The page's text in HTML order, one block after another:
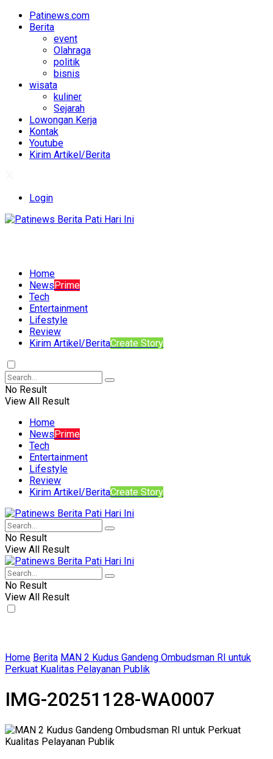
Patinews.com
Berita
event
Olahraga
politik
bisnis
wisata
kuliner
Sejarah
Lowongan Kerja
Kontak
Youtube
Kirim Artikel/Berita
Login
Home
NewsPrime
Tech
Entertainment
Lifestyle
Review
Kirim Artikel/BeritaCreate Story
No Result
View All Result
Home
NewsPrime
Tech
Entertainment
Lifestyle
Review
Kirim Artikel/BeritaCreate Story
No Result
View All Result
No Result
View All Result
Home Berita MAN 2 Kudus Gandeng Ombudsman RI untuk
Perkuat Kualitas Pelayanan Publik
IMG-20251128-WA0007